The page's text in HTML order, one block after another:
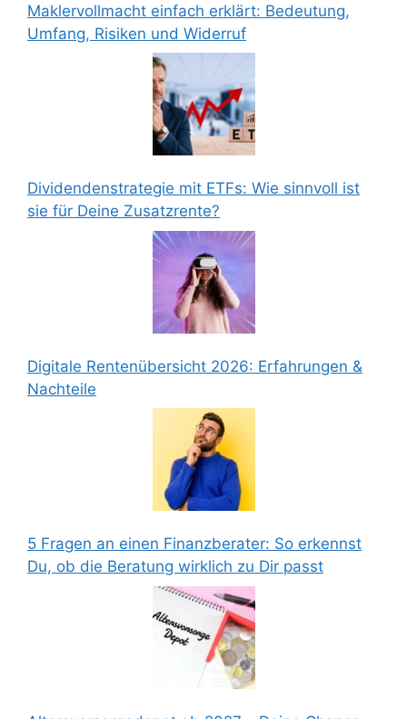
Maklervollmacht einfach erklärt: Bedeutung,
Umfang, Risiken und Widerruf
Dividendenstrategie mit ETFs: Wie sinnvoll ist
sie für Deine Zusatzrente?
Digitale Rentenübersicht 2026: Erfahrungen &
Nachteile
5 Fragen an einen Finanzberater: So erkennst
Du, ob die Beratung wirklich zu Dir passt